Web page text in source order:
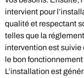
intervient pour
qualité et respectant
telles que la
intervention est suivie
le bon
L’installation est